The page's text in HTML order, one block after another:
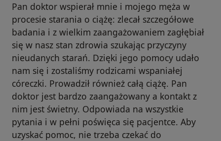
Pan doktor wspierał mnie i mojego męża w
procesie starania o ciążę: zlecał szczegółowe
badania i z wielkim zaangażowaniem zagłębiał
się w nasz stan zdrowia szukając przyczyny
nieudanych starań. Dzięki jego pomocy udało
nam się i zostaliśmy rodzicami wspaniałej
córeczki. Prowadził również całą ciążę. Pan
doktor jest bardzo zaangażowany a kontakt z
nim jest świetny. Odpowiada na wszystkie
pytania i w pełni poświęca się pacjentce. Aby
uzyskać pomoc, nie trzeba czekać do